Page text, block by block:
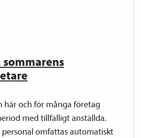
här och för många företag
med tillfälligt anställda.
personal omfattas automatiskt